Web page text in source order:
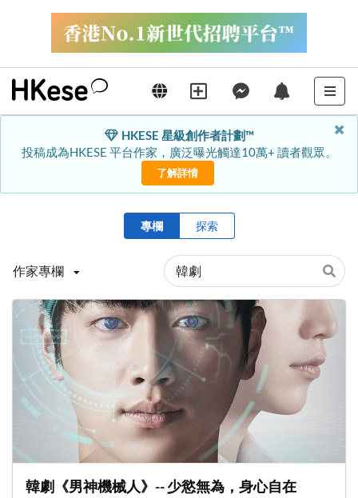
HKESE 星級創作者計劃™
投稿成為HKESE 平台作家，廣泛曝光觸達10萬+ 讀者觀眾。
了解詳情
專欄 探索
作家專欄
韓劇《男神機械人》-- 少慾無為，身心自在